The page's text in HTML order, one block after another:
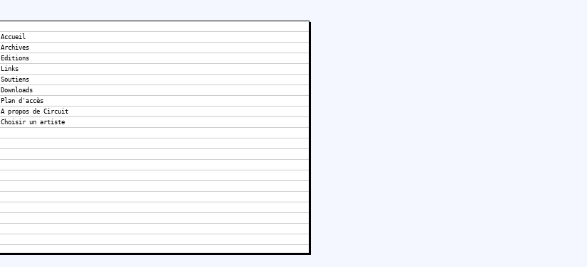
Accueil
Archives
Editions
Links
Soutiens
Downloads
Plan d'accès
A propos de Circuit